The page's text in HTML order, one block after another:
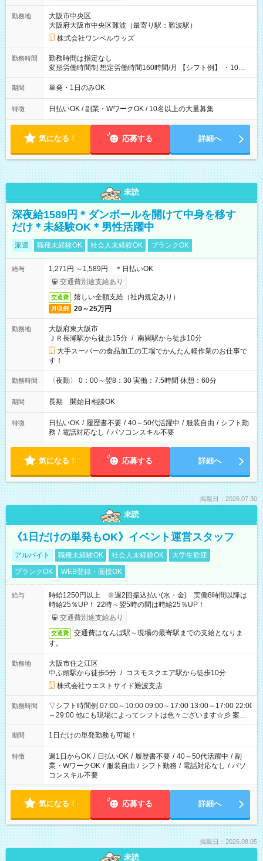
勤務地
大阪市中央区
大阪府大阪市中央区難波（最寄り駅：難波駅）
株式会社ワンベルウッズ
勤務時間
勤務時間は指定なし
変形労働時間制 想定労働時間160時間/月 【シフト例】 ・10：
00～20：00
期間 単発・1日のみOK
特徴 日払いOK / 副業・WワークOK / 10名以上の大量募集
気になる！ 応募する 詳細へ
未読
深夜給1589円＊ダンボールを開けて中身を移す
だけ＊未経験OK＊男性活躍中
派遣 職種未経験OK 社会人未経験OK ブランクOK
給与
1,271円 ～1,589円 ＊日払いOK
交通費別途支給あり
交通費 嬉しい全額支給（社内規定あり）
月収例 20～25万円
勤務地
大阪府東大阪市
ＪＲ長瀬駅から徒歩15分 / 南巽駅から徒歩10分
大手スーパーの食品加工の工場でかんたん軽作業のお仕事で
す！
勤務時間 〈夜勤〉 0：00～翌8：30 実働：7.5時間 休憩：60分
期間 長期 開始日相談OK
特徴 日払いOK / 履歴書不要 / 40～50代活躍中 / 服装自由 / シフト勤
務 / 電話対応なし / パソコンスキル不要
気になる！ 応募する 詳細へ
掲載日：2026.07.30
未読
《1日だけの単発もOK》イベント運営スタッフ
アルバイト 職種未経験OK 社会人未経験OK
大学生歓迎
ブランクOK
WEB登録・面接OK
給与
時給1250円以上 ※週2回振込払い(水・金) 実働8時間以降は
時給25％UP！ 22時～翌5時の間は時給25％UP！
交通費別途支給あり
交通費
交通費はなんば駅～現場の最寄駅までの支給となりま
す。
勤務地
大阪市住之江区
中ふ頭駅から徒歩5分 / コスモスクエア駅から徒歩10分
株式会社ウエストサイド難波支店
勤務時間
▽シフト時間例 07:00～10:00 09:00～17:00 13:00～17:00 22:00
～29:00 他にも現場によってシフトは色々ございます☆彡 案件
次第では午前中で終わるお仕事も...！
期間 1日だけの単発勤務も可能！
特徴 週1日からOK / 日払いOK / 履歴書不要 / 40～50代活躍中 / 副
業・WワークOK / 服装自由 / シフト勤務 / 電話対応なし / パソ
コンスキル不要
気になる！ 応募する 詳細へ
掲載日：2026.08.05
未読